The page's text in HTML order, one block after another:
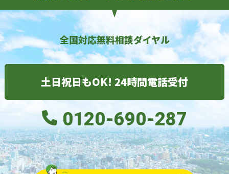
全国対応無料相談ダイヤル
土日祝日もOK! 24時間電話受付
0120-690-287